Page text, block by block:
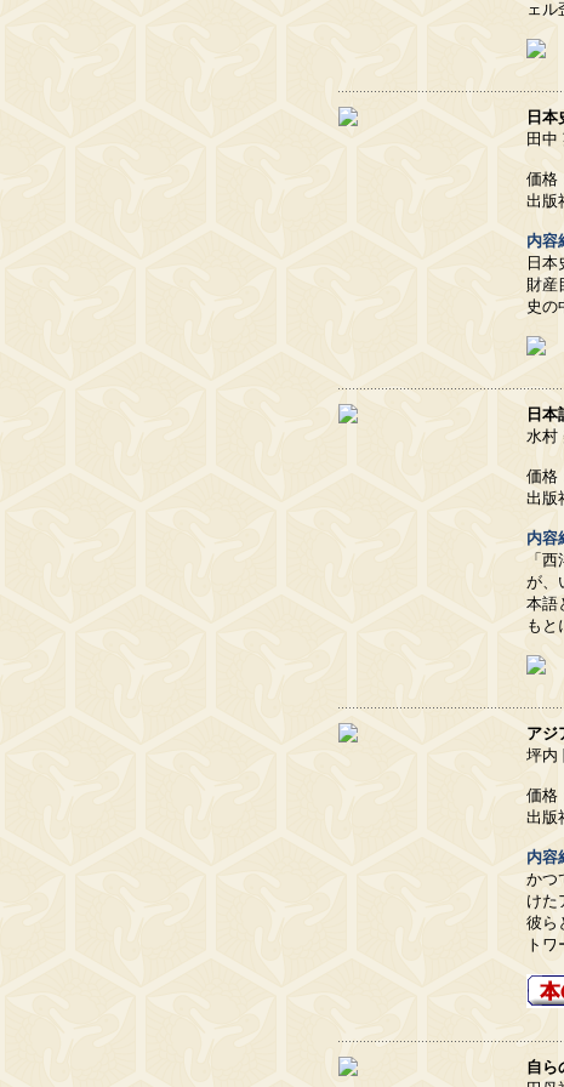
ェル
日本
田中
価格
出版
内容
日
財産
史の
日
水村
価格
出版
内容
「
が、
本語
もと
アジ
坪内
価格
出版
内容
かつ
けた
彼ら
ト
自ら